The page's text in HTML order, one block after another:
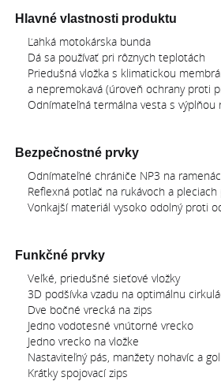
Hlavné vlastnosti produktu
Ľahká motokárska bunda
Dá sa používať pri rôznych teplotách
Priedušná vložka s klimatickou
a nepremokavá (úroveň ochrany proti
Odnímateľná termálna vesta s výplňou
Bezpečnostné prvky
Odnímateľné chrániče NP3 na
Reflexná potlač na rukávoch a
Vonkajší materiál vysoko odolný proti
Funkčné prvky
Veľké, priedušné sieťové vložky
3D podšívka vzadu na optimálnu
Dve bočné vrecká na zips
Jedno vodotesné vnútorné vrecko
Jedno vrecko na vložke
Nastaviteľný pás, manžety nohavíc a
Krátky spojovací zips